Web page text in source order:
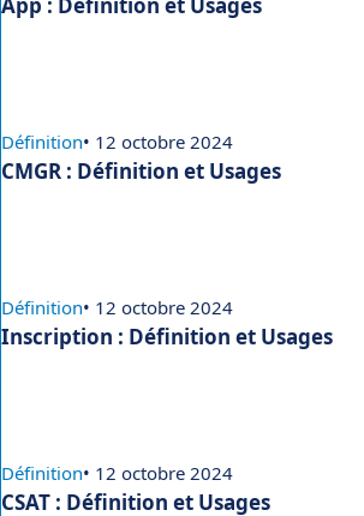
Définition• 12 octobre 2024
CMGR : Définition et Usages
Définition• 12 octobre 2024
Inscription : Définition et Usages
Définition• 12 octobre 2024
CSAT : Définition et Usages